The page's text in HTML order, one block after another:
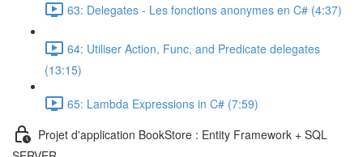
63: Delegates - Les fonctions anonymes en C# (4:37)
64: Utiliser Action, Func, and Predicate delegates
(13:15)
65: Lambda Expressions in C# (7:59)
Projet d'application BookStore : Entity Framework + SQL